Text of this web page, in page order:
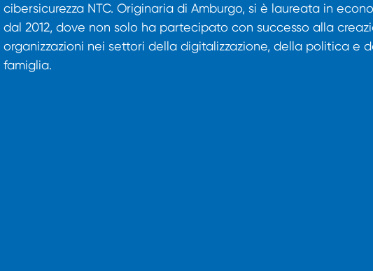
cibersicurezza NTC. Originaria di Amburgo, si è laureata in
dal 2012, dove non solo ha partecipato con successo alla
organizzazioni nei settori della digitalizzazione, della politica e
famiglia.